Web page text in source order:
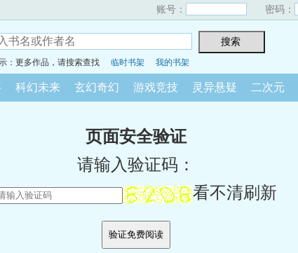
账号： 密码：
：更多作品，请搜索查找 临时书架 我的书架
科幻未来 玄幻奇幻 游戏竞技 灵异悬疑 二次元
页面安全验证
请输入验证码：
看不清刷新